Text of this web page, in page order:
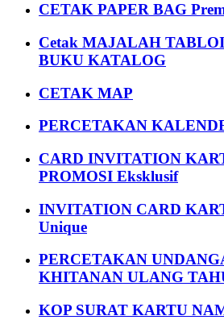
CETAK PAPER BAG
Cetak MAJALAH
BUKU KATALOG
CETAK MAP
PERCETAKAN
CARD INVITATION
PROMOSI Eksklusif
INVITATION CARD
Unique
PERCETAKAN
KHITANAN ULANG
KOP SURAT KARTU